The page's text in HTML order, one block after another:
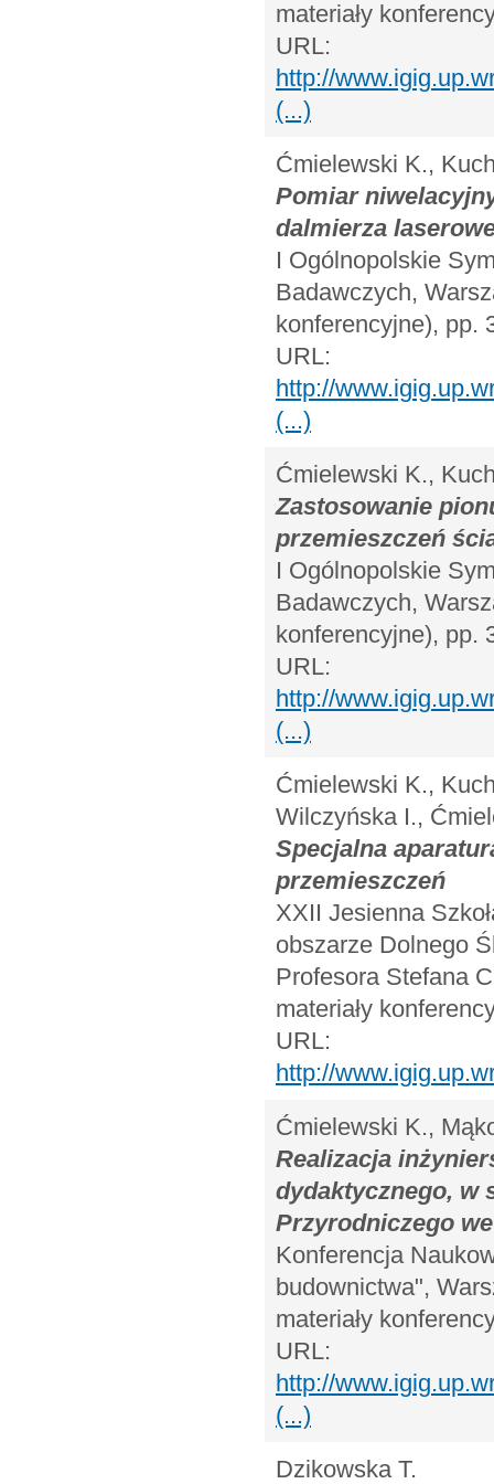
materiały
URL:
http://
(...)
Ćmielewski K.,
Pomiar
dalmierza
I Ogólnopolskie
Badawczych,
konferencyjne), pp.
URL:
http://
(...)
Ćmielewski K.,
Zastosowanie
przemieszczeń
I Ogólnopolskie
Badawczych,
konferencyjne), pp.
URL:
http://
(...)
Ćmielewski K.,
Wilczyńska I.,
Specjalna
przemieszczeń
XXII Jesienna
obszarze Dolnego
Profesora Stefana
materiały
URL:
http://
Ćmielewski K.,
Realizacja
dydaktycznego, w
Przyrodniczego
Konferencja
budownictwa",
materiały
URL:
http://
(...)
Dzikowska T.